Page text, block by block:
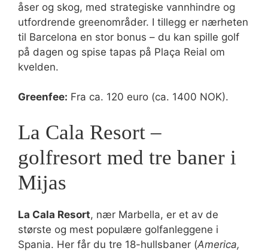
åser og skog, med strategiske vannhindre og
utfordrende greenområder. I tillegg er nærheten
til Barcelona en stor bonus – du kan spille golf
på dagen og spise tapas på Plaça Reial om
kvelden.
Greenfee: Fra ca. 120 euro (ca. 1400 NOK).
La Cala Resort –
golfresort med tre baner i
Mijas
La Cala Resort, nær Marbella, er et av de
største og mest populære golfanleggene i
Spania. Her får du tre 18-hullsbaner (America,